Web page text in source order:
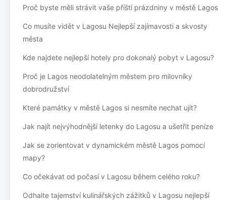
Proč byste měli strávit vaše příští prázdniny v městě Lagos
Co musíte vidět v Lagosu Nejlepší zajímavosti a skvosty
města
Kde najdete nejlepší hotely pro dokonalý pobyt v Lagosu?
Proč je Lagos neodolatelným městem pro milovníky
dobrodružství
Které památky v městě Lagos si nesmíte nechat ujít?
Jak najít nejvýhodnější letenky do Lagosu a ušetřit peníze
Jak se zorientovat v dynamickém městě Lagos pomocí
mapy?
Co očekávat od počasí v Lagosu během celého roku?
Odhalte tajemství kulinářských zážitků v Lagosu nejlepší